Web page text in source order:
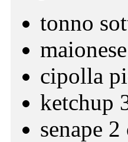
tonno
cipolla
ketchup
senape